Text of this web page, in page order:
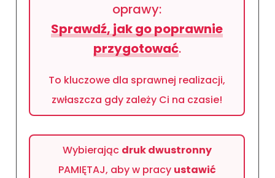
oprawy:
Sprawdź, jak go poprawnie
przygotować.
To kluczowe dla sprawnej realizacji,
zwłaszcza gdy zależy Ci na czasie!
Wybierając druk dwustronny
PAMIĘTAJ, aby w pracy ustawić